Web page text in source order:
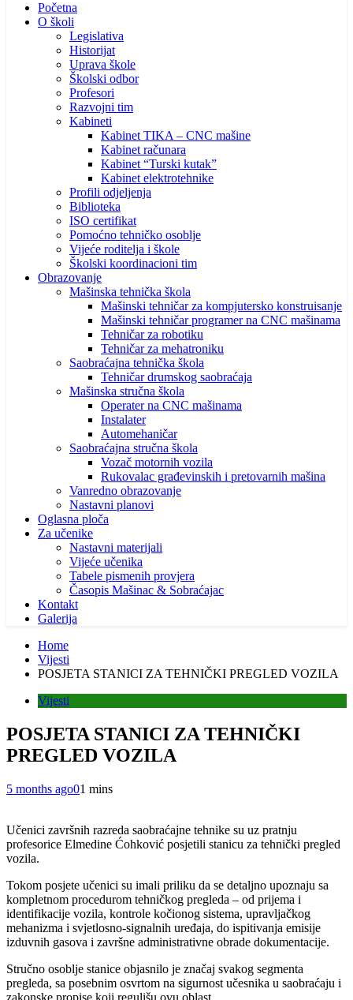
Početna
O školi
Legislativa
Historijat
Uprava škole
Školski odbor
Profesori
Razvojni tim
Kabineti
Kabinet TIKA – CNC mašine
Kabinet računara
Kabinet “Turski kutak”
Kabinet elektrotehnike
Profili odjeljenja
Biblioteka
ISO certifikat
Pomoćno tehničko osoblje
Vijeće roditelja i škole
Školski koordinacioni tim
Obrazovanje
Mašinska tehnička škola
Mašinski tehničar za kompjutersko konstruisanje
Mašinski tehničar programer na CNC mašinama
Tehničar za robotiku
Tehničar za mehatroniku
Saobraćajna tehnička škola
Tehničar drumskog saobraćaja
Mašinska stručna škola
Operater na CNC mašinama
Instalater
Automehaničar
Saobraćajna stručna škola
Vozač motornih vozila
Rukovalac građevinskih i pretovarnih mašina
Vanredno obrazovanje
Nastavni planovi
Oglasna ploča
Za učenike
Nastavni materijali
Vijeće učenika
Tabele pismenih provjera
Časopis Mašinac & Sobraćajac
Kontakt
Galerija
Home
Vijesti
POSJETA STANICI ZA TEHNIČKI PREGLED VOZILA
Vijesti
POSJETA STANICI ZA TEHNIČKI
PREGLED VOZILA
5 months ago01 mins
Učenici završnih razreda saobraćajne tehnike su uz pratnju
profesorice Elmedine Ćohković posjetili stanicu za tehnički pregled
vozila.
Tokom posjete učenici su imali priliku da se detaljno upoznaju sa
kompletnom procedurom tehničkog pregleda – od prijema i
identifikacije vozila, kontrole kočionog sistema, upravljačkog
mehanizma i svjetlosno-signalnih uređaja, do ispitivanja emisije
izduvnih gasova i završne administrativne obrade dokumentacije.
Stručno osoblje stanice objasnilo je značaj svakog segmenta
pregleda, sa posebnim osvrtom na sigurnost učesnika u saobraćaju i
zakonske propise koji regulišu ovu oblast.